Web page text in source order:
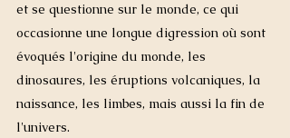
et se questionne sur le monde, ce qui
occasionne une longue digression où sont
évoqués l'origine du monde, les
dinosaures, les éruptions volcaniques, la
naissance, les limbes, mais aussi la fin de
l'univers.